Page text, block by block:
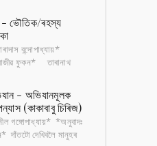
- ভৌতিক/ৰহস্য
বন্দোপাধ্যায়*
ফুকন* তাৰানাথ
এখন ভৌতিক...
- অভিযানমূলক
(কাকাবাবু চিৰিজ)
গঙ্গোপাধ্যায়* *অনুবাদঃ
দাঁতটো দেখিবলৈ মানুহৰ